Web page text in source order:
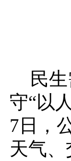
民
守“以
7日，
天气